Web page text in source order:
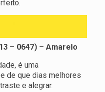
– 0647) – Amarelo
é uma
de que dias melhores
e alegrar.